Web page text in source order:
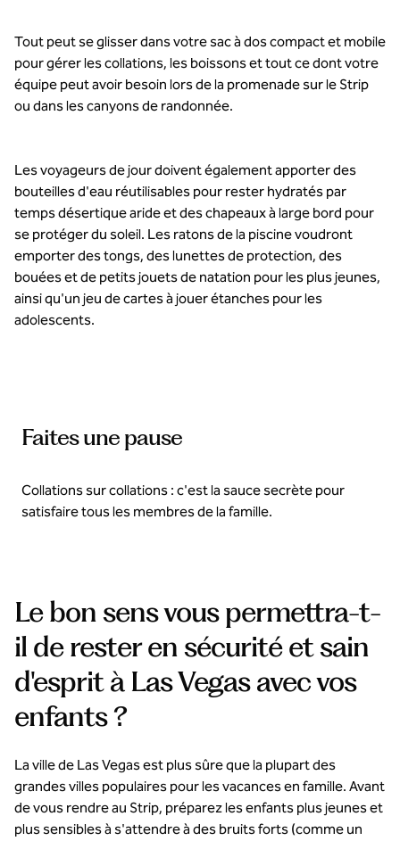
Tout peut se glisser dans votre sac à dos compact et mobile
pour gérer les collations, les boissons et tout ce dont votre
équipe peut avoir besoin lors de la promenade sur le Strip
ou dans les canyons de randonnée.
Les voyageurs de jour doivent également apporter des
bouteilles d'eau réutilisables pour rester hydratés par
temps désertique aride et des chapeaux à large bord pour
se protéger du soleil. Les ratons de la piscine voudront
emporter des tongs, des lunettes de protection, des
bouées et de petits jouets de natation pour les plus jeunes,
ainsi qu'un jeu de cartes à jouer étanches pour les
adolescents.
Faites une pause
Collations sur collations : c'est la sauce secrète pour
satisfaire tous les membres de la famille.
Le bon sens vous permettra-t-
il de rester en sécurité et sain
d'esprit à Las Vegas avec vos
enfants ?
La ville de Las Vegas est plus sûre que la plupart des
grandes villes populaires pour les vacances en famille. Avant
de vous rendre au Strip, préparez les enfants plus jeunes et
plus sensibles à s'attendre à des bruits forts (comme un